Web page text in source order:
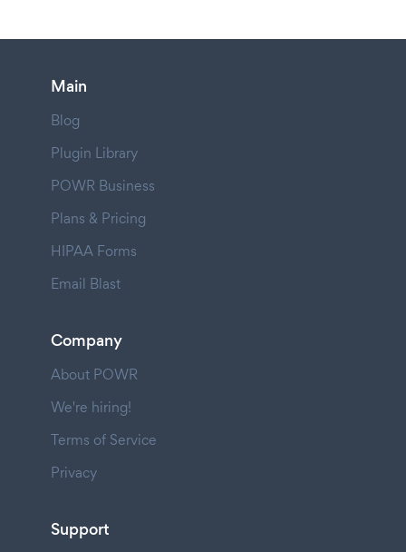
Main
Blog
Plugin Library
POWR Business
Plans & Pricing
HIPAA Forms
Email Blast
Company
About POWR
We're hiring!
Terms of Service
Privacy
Support